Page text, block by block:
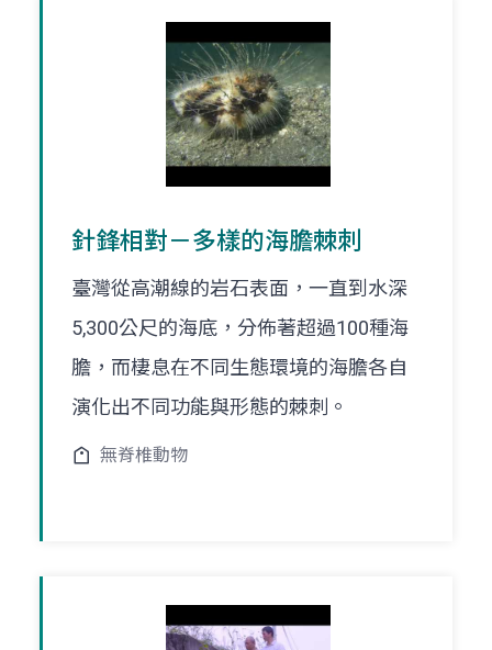
針鋒相對－多樣的海膽棘刺
臺灣從高潮線的岩石表面，一直到水深
5,300公尺的海底，分佈著超過100種海
膽，而棲息在不同生態環境的海膽各自
演化出不同功能與形態的棘刺。
無脊椎動物